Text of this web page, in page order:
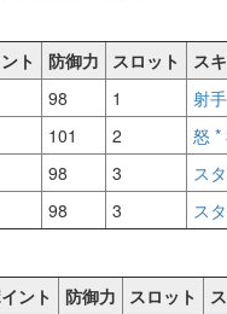
ト 防御力 スロット
ス
98 1 射
101 2 怒 *
98 3 ス
98 3 ス
ント 防御力 スロット